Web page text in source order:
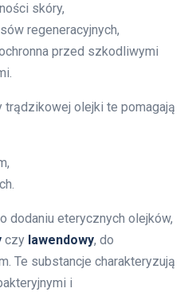
skóry,
regeneracyjnych,
przed szkodliwymi
trądzikowej olejki te pomagają
dodaniu eterycznych olejków,
czy lawendowy, do
Te substancje charakteryzują
i